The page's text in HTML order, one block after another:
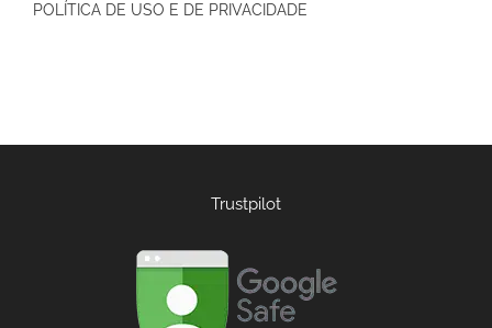
POLÍTICA DE USO E DE PRIVACIDADE
Trustpilot